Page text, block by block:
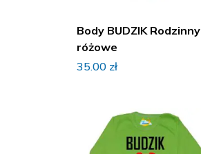
Body BUDZIK Rodzinny
różowe
35.00 zł